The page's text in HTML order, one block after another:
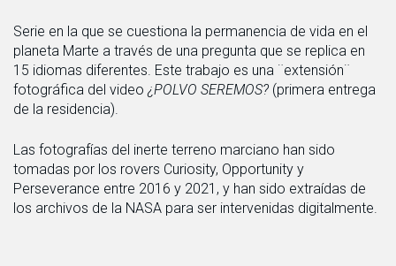
Serie en la que se cuestiona la permanencia de vida en el
planeta Marte a través de una pregunta que se replica en
15 idiomas diferentes. Este trabajo es una ¨extensión¨
fotográfica del video ¿POLVO SEREMOS? (primera entrega
de la residencia).
Las fotografías del inerte terreno marciano han sido
tomadas por los rovers Curiosity, Opportunity y
Perseverance entre 2016 y 2021, y han sido extraídas de
los archivos de la NASA para ser intervenidas digitalmente.